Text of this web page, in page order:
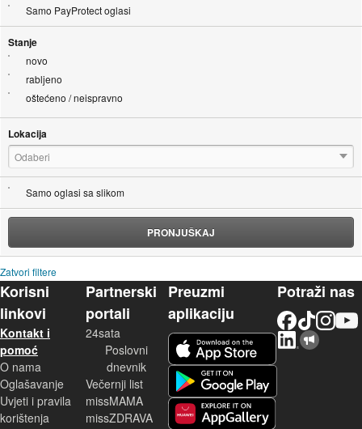
Samo PayProtect oglasi
Stanje
novo
rabljeno
oštećeno / neispravno
Lokacija
Odaberi
Samo oglasi sa slikom
PRONJUŠKAJ
Zatvori filtere
Korisni
linkovi
Kontakt i
pomoć
O nama
Oglašavanje
Uvjeti i pravila
korištenja
Partnerski
portali
24sata
Poslovni
dnevnik
Večernji list
missMAMA
missZDRAVA
Preuzmi
aplikaciju
Potraži nas